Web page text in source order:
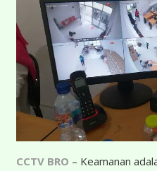
CCTV BRO – Keamanan